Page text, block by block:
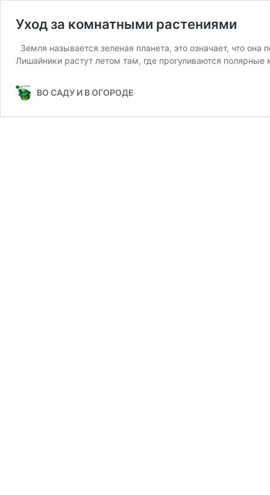
Уход за комнатными растениями
Земля называется зеленая планета, это означает, что
Лишайники растут летом там, где прогуливаются
ВО САДУ И В ОГОРОДЕ